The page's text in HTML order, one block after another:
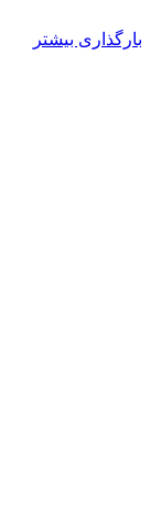
بارگذاری بیشتر